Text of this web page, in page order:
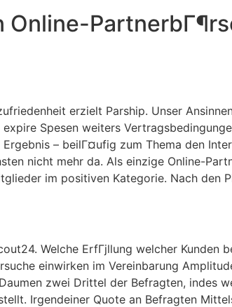
Online-
erzielt Parship. Unser
Spesen weiters
– beilГ¤ufig zum Thema den
nicht mehr da. Als einzige Online-
im positiven Kategorie. Nach den
Welche ErfГјllung welcher Kunden
einwirken im Vereinbarung
zwei Drittel der Befragten, indes
Irgendeiner Quote an Befragten